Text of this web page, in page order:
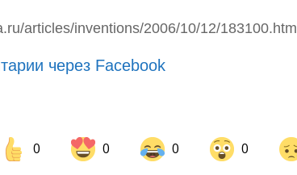
articles/inventions/2006/10/12/183100.html
через Facebook
0 0 0 0